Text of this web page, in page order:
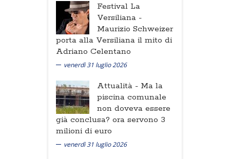
Festival La
Versiliana -
Maurizio Schweizer
porta alla Versiliana il mito di
Adriano Celentano
venerdì 31 luglio 2026
Attualità - Ma la
piscina comunale
non doveva essere
già conclusa? ora servono 3
milioni di euro
venerdì 31 luglio 2026